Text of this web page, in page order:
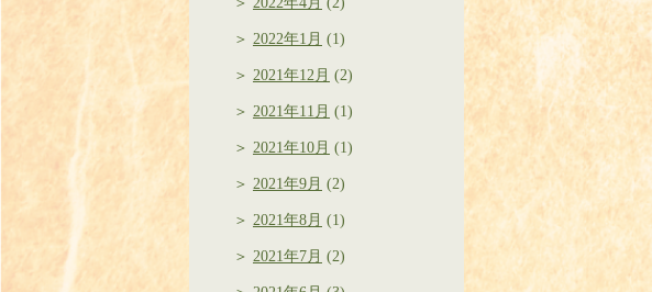
2022年1月 (1)
2021年12月 (2)
2021年11月 (1)
2021年10月 (1)
2021年9月 (2)
2021年8月 (1)
2021年7月 (2)